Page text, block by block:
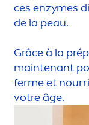
ces enzymes
de la peau.
Grâce à la
maintenant
ferme et
votre âge.